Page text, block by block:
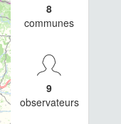
8
communes
9
observateurs